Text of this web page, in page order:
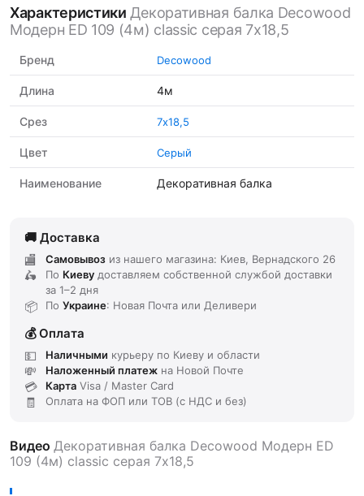
Характеристики Декоративная балка Decowood
Модерн ED 109 (4м) classic серая 7х18,5
Бренд Decowood
Длина 4м
Срез 7х18,5
Цвет Серый
Наименование Декоративная балка
Доставка
Самовывоз из нашего магазина: Киев, Вернадского 26
По Киеву доставляем собственной службой доставки
за 1–2 дня
По Украине: Новая Почта или Деливери
Оплата
Наличными курьеру по Киеву и области
Наложенный платеж на Новой Почте
Карта Visa / Master Card
Оплата на ФОП или ТОВ (с НДС и без)
Видео Декоративная балка Decowood Модерн ED
109 (4м) classic серая 7х18,5